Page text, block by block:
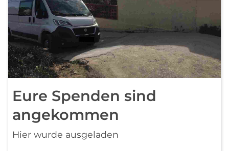
Eure Spenden sind
angekommen
Hier wurde ausgeladen